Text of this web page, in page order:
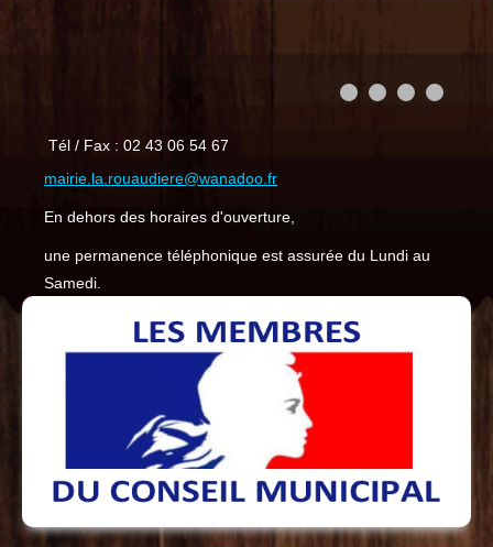
Tél / Fax : 02 43 06 54 67
mairie.la.rouaudiere@wanadoo.fr
En dehors des horaires d'ouverture,
une permanence téléphonique est assurée du Lundi au
Samedi.
Retrouver nous aussi sur Intra-Muros
.
- Présentation du Conseil Municipal
- Les Commissions Municipales